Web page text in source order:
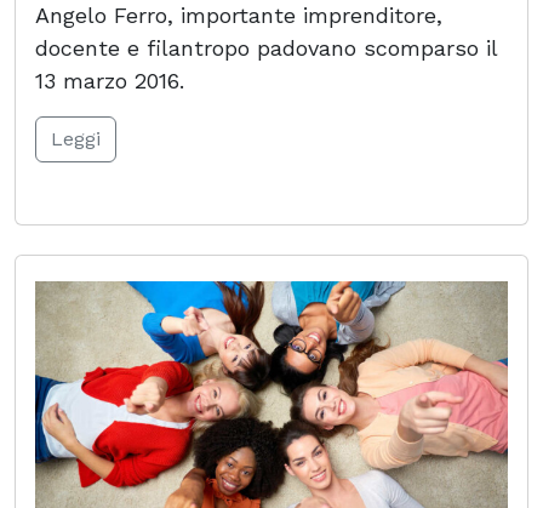
Angelo Ferro, importante imprenditore,
docente e filantropo padovano scomparso il
13 marzo 2016.
Leggi